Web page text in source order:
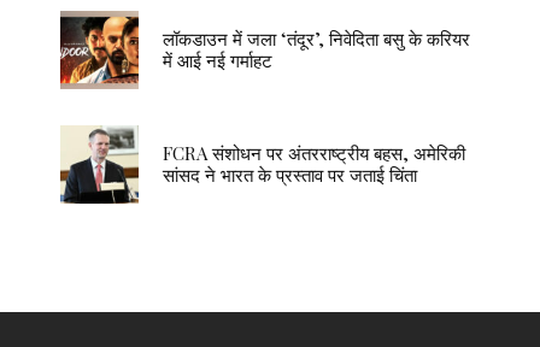
लॉकडाउन में जला ‘तंदूर’, निवेदिता बसु के करियर
में आई नई गर्माहट
FCRA संशोधन पर अंतरराष्ट्रीय बहस, अमेरिकी
सांसद ने भारत के प्रस्ताव पर जताई चिंता